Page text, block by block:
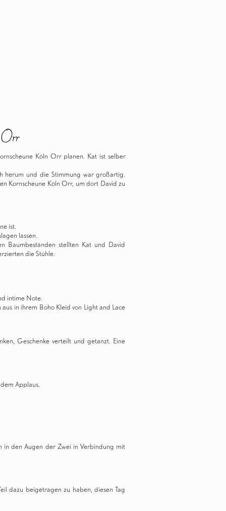
Köln Orrplanen. Kat ist selber
herum und die Stimmung war großartig.
Kornscheune Köln Orr, um dort David zu
ist.
lassen.
Baumbeständen stellten Kat und David
die Stühle.
intime Note.
aus in ihrem Boho Kleid von Light and Lace
Geschenke verteilt und getanzt. Eine
Applaus.
in den Augen der Zwei in Verbindung mit
dazu beigetragen zu haben, diesen Tag